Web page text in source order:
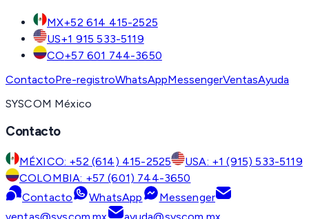
MX+52 614 415-2525
US+1 915 533-5119
CO+57 601 744-3650
ContactoPre-registroWhatsAppMessengerVentasAyuda
SYSCOM México
Contacto
MÉXICO: +52 (614) 415-2525
USA: +1 (915) 533-5119
COLOMBIA: +57 (601) 744-3650
Contacto
WhatsApp
Messenger